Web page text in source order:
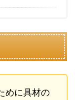
めに具材の